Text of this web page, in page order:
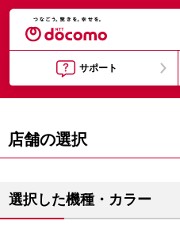
サポート
店舗の選択
選択した機種・カラー